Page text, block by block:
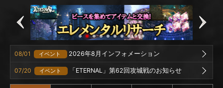
08/01 イベント 2026年8月インフォメーション
07/20 イベント 「ETERNAL」第62回攻城戦のお知らせ